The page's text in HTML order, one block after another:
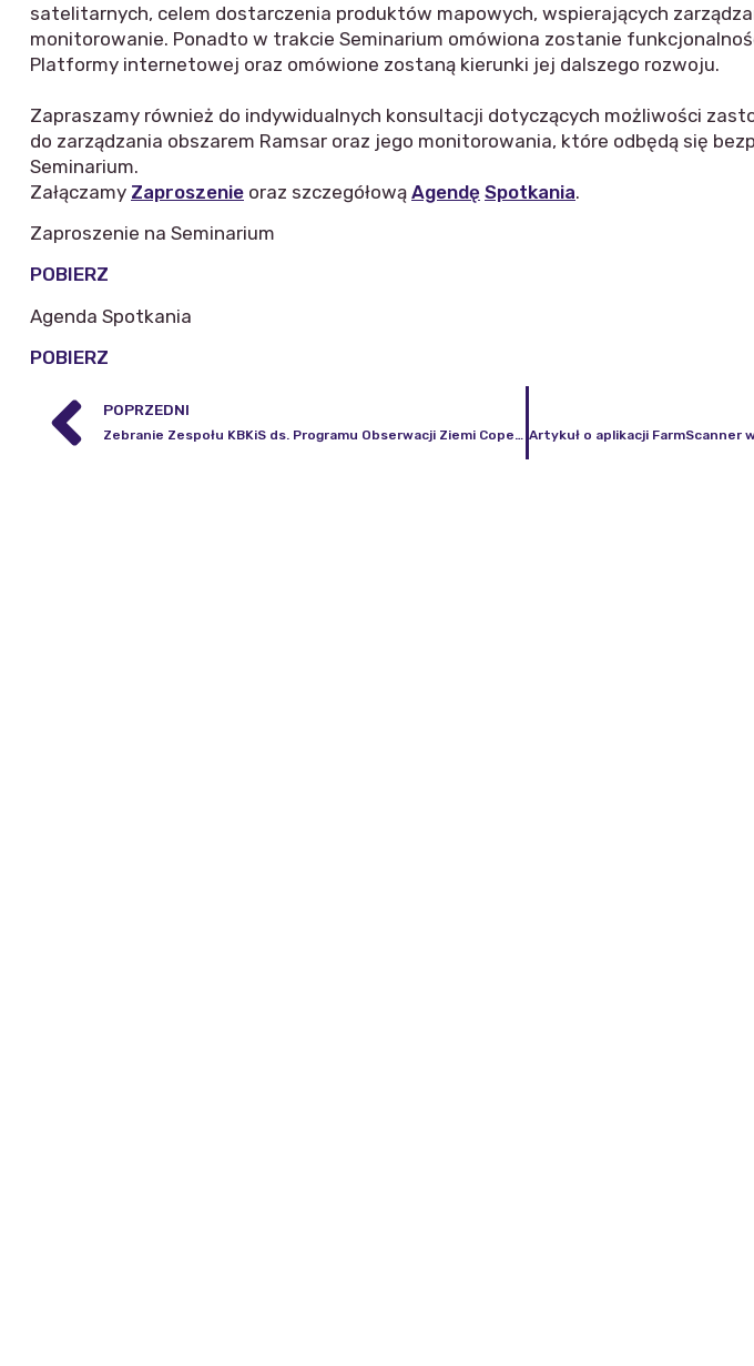
satelitarnych, celem dostarczenia produktów mapowych, wspierających
monitorowanie. Ponadto w trakcie Seminarium omówiona zostanie
Platformy internetowej oraz omówione zostaną kierunki jej dalszego rozwoju.
Zapraszamy również do indywidualnych konsultacji dotyczących możliwości
do zarządzania obszarem Ramsar oraz jego monitorowania, które odbędą się
Seminarium.
Załączamy Zaproszenie oraz szczegółową Agendę Spotkania.
Zaproszenie na Seminarium
POBIERZ
Agenda Spotkania
POBIERZ
POPRZEDNI
Zebranie Zespołu KBKiS ds. Programu Obserwacji Ziemi Copernicus